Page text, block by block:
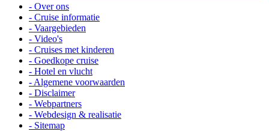
- Over ons
- Cruise informatie
- Vaargebieden
- Video's
- Cruises met kinderen
- Goedkope cruise
- Hotel en vlucht
- Algemene voorwaarden
- Disclaimer
- Webpartners
- Webdesign & realisatie
- Sitemap